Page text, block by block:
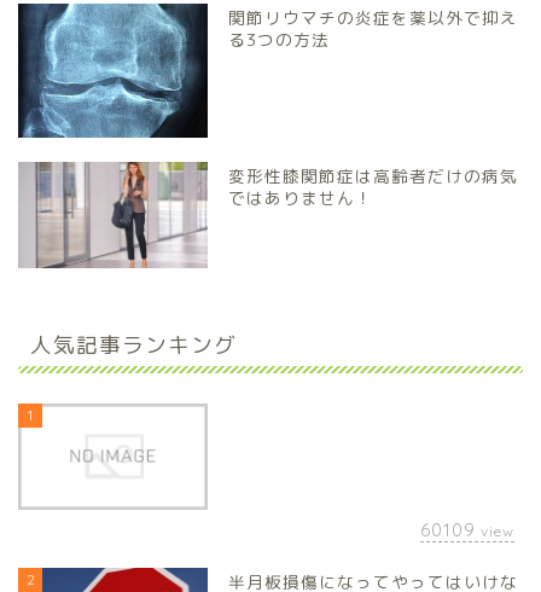
関節リウマチの炎症を薬以外で抑え
る3つの方法
変形性膝関節症は高齢者だけの病気
ではありません！
人気記事ランキング
1
60109 view
2 半月板損傷になってやってはいけな